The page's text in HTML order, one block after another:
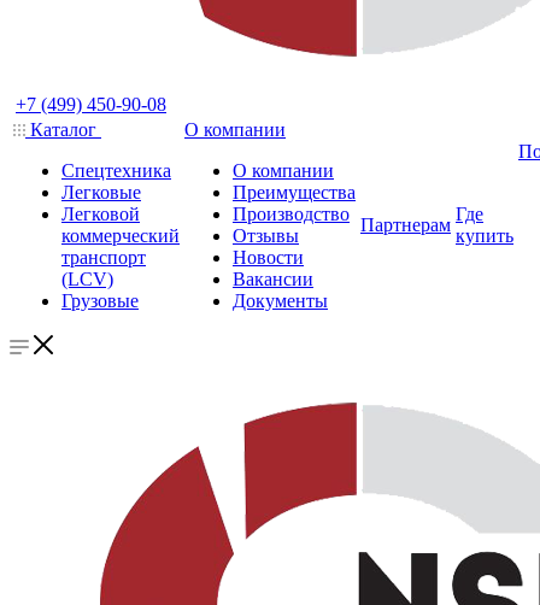
+7 (499) 450-90-08
Каталог
Спецтехника
Легковые
Легковой
коммерческий
транспорт
(LCV)
Грузовые
О компании
О компании
Преимущества
Производство
Отзывы
Новости
Вакансии
Документы
Партнерам
Где
купить